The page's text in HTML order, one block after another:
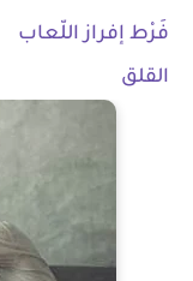
فَرْط إفراز اللّعاب
القلق